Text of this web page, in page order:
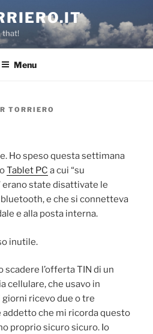
that!
Menu
TORRIERO
Ho speso questa settimana
Tablet PC a cui “su
erano state disattivate le
e che si connetteva
e alla posta interna.
inutile.
scadere l’offerta TIN di un
cellulare, che usavo in
giorni ricevo due o tre
che mi ricorda questo
proprio sicuro sicuro. Io